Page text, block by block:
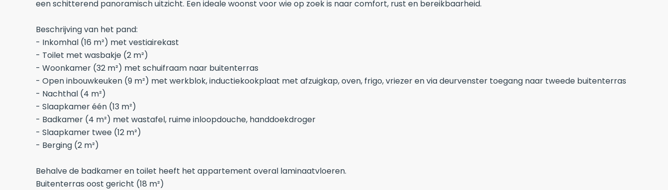
een schitterend panoramisch uitzicht. Een ideale woonst voor wie op zoek is naar comfort, rust en bereikbaarheid.
Beschrijving van het pand:
- Inkomhal (16 m²) met vestiairekast
- Toilet met wasbakje (2 m²)
- Woonkamer (32 m²) met schuifraam naar buitenterras
- Open inbouwkeuken (9 m²) met werkblok, inductiekookplaat met afzuigkap, oven, frigo, vriezer en via deurvenster toegang naar tweede buitenterras
- Nachthal (4 m²)
- Slaapkamer één (13 m²)
- Badkamer (4 m²) met wastafel, ruime inloopdouche, handdoekdroger
- Slaapkamer twee (12 m²)
- Berging (2 m²)
Behalve de badkamer en toilet heeft het appartement overal laminaatvloeren.
Buitenterras oost gericht (18 m²)